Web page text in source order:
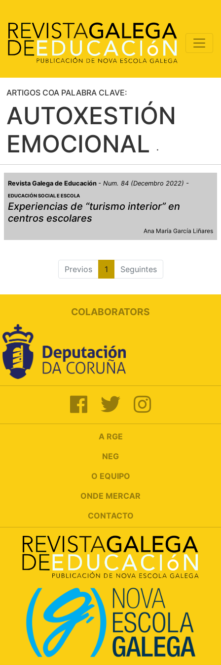
ARTIGOS COA PALABRA CLAVE:
AUTOXESTIÓN
EMOCIONAL
Revista Galega de Educación Num. 84 (Decembro 2022)
EDUCACIÓN SOCIAL E ESCOLA
Experiencias de “turismo interior” en
centros escolares
Ana María García Liñares
Previos 1 Seguintes
COLABORATORS
A RGE
NEG
O EQUIPO
ONDE MERCAR
CONTACTO